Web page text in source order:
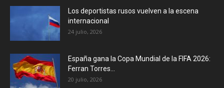
Los deportistas rusos vuelven a la escena
internacional
24 julio, 2026
España gana la Copa Mundial de la FIFA 2026:
Ferran Torres...
20 julio, 2026